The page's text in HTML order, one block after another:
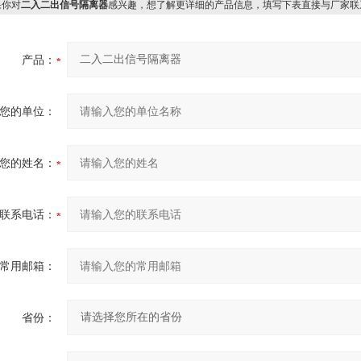
对二入二出信号隔离器感兴趣，想了解更详细的产品信息，填写下表直接与厂家联
产品：
的单位：
的姓名：
系电话：
用邮箱：
省份：